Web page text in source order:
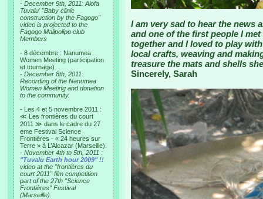
- December 9th, 2011: Alofa
Tuvalu' "Baby clinic
construction by the Fagogo"
video is projected to the
Fagogo Malipolipo club
Members
- 8 décembre : Nanumea
Women Meeting (participation
et tournage)
- December 8th, 2011:
Recording of the Nanumea
Women Meeting and donation
to the community.
- Les 4 et 5 novembre 2011 :
≪ Les frontières du court
2011 ≫ dans le cadre du 27
eme Festival Science
Frontières - « 24 heures sur
Terre » à L’Alcazar (Marseille).
- November 4th to 5th, 2011 :
"Tuvalu Earth hour 2009" !!
video at the "frontières du
court 2011" film competition
part of the 27th "Science
Frontières" Festival
(Marseille).
I am very sad to hear the news
and one of the first people I
together and I loved to play
local crafts, weaving and
treasure the mats and shells
Sincerely, Sarah